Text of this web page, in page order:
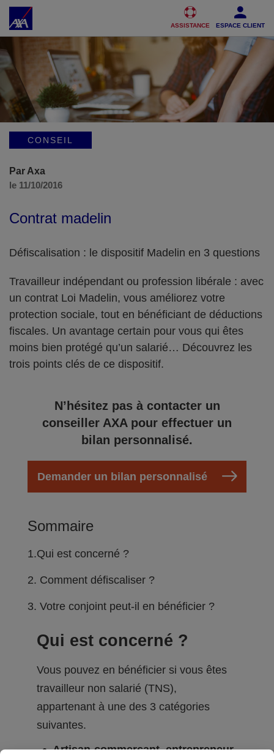
Accéder au Contenu Accéder au Pied de page
ASSISTANCE ESPACE CLIENT
CONSEIL
Par Axa
le 11/10/2016
Contrat madelin
Défiscalisation : le dispositif Madelin en 3 questions
Travailleur indépendant ou profession libérale : avec
un contrat Loi Madelin, vous améliorez votre
protection sociale, tout en bénéficiant de déductions
fiscales. Un avantage certain pour vous qui êtes
moins bien protégé qu’un salarié… Découvrez les
trois points clés de ce dispositif.
N’hésitez pas à contacter un
conseiller AXA pour effectuer un
bilan personnalisé.
Demander un bilan personnalisé
Sommaire
1.Qui est concerné ?
2. Comment défiscaliser ?
3. Votre conjoint peut-il en bénéficier ?
Qui est concerné ?
Vous pouvez en bénéficier si vous êtes
travailleur non salarié (TNS),
appartenant à une des 3 catégories
suivantes.
Artisan-commerçant, entrepreneur